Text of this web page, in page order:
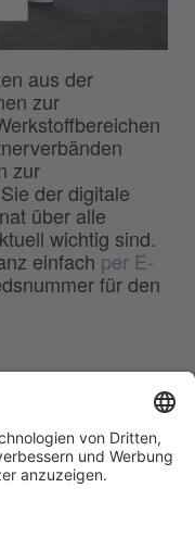
aus der
zur
zur
der digitale
über alle
wichtig sind.
einfach per E-
für den